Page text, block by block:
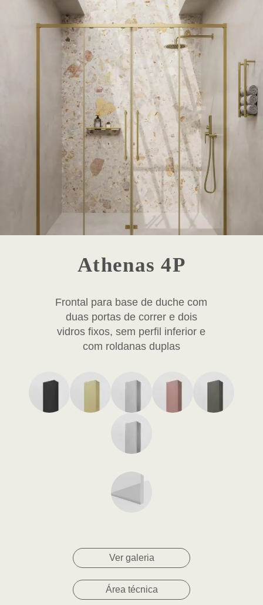
Athenas 4P
Frontal para base de duche com
duas portas de correr e dois
vidros fixos, sem perfil inferior e
com roldanas duplas
Ver galeria
Área técnica